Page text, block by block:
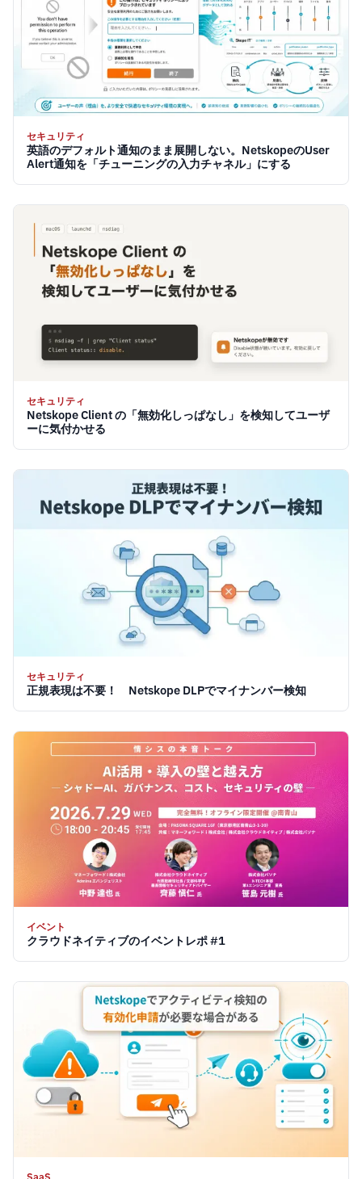
セキュリティ
英語のデフォルト通知のまま展開しない。NetskopeのUser
Alert通知を「チューニングの入力チャネル」にする
セキュリティ
Netskope Client の「無効化しっぱなし」を検知してユーザ
ーに気付かせる
セキュリティ
正規表現は不要！ Netskope DLPでマイナンバー検知
イベント
クラウドネイティブのイベントレポ #1